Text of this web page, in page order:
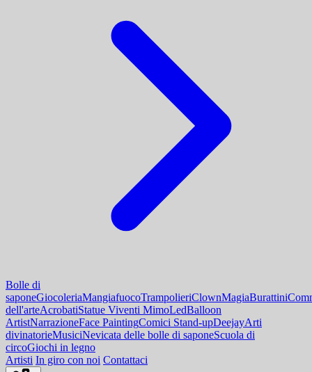
Bolle di
saponeGiocoleriaMangiafuocoTrampolieriClownMagiaBurattini
dell'arteAcrobatiStatue Viventi MimoLedBalloon
ArtistNarrazioneFace PaintingComici Stand-upDeejayArti
divinatorieMusiciNevicata delle bolle di saponeScuola di
circoGiochi in legno
Artisti In giro con noi Contattaci